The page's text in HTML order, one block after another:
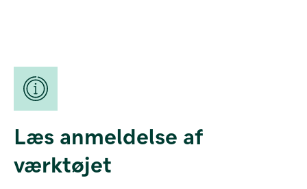
Læs anmeldelse af
værktøjet